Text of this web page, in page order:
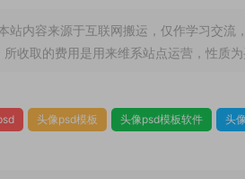
站内容来源于互联网搬运，仅作学习交流
所收取的费用是用来维系站点运营，性质
头像psd模板 头像psd模板软件 头